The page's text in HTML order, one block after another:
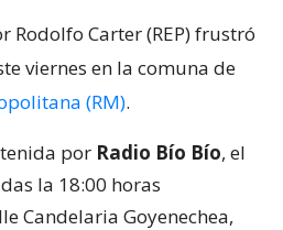
Rodolfo Carter (REP) frustró
viernes en la comuna de
(RM).
por Radio Bío Bío, el
la 18:00 horas
Candelaria Goyenechea,